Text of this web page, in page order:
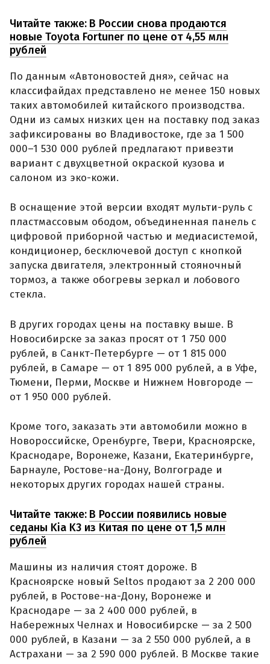
Читайте также: В России снова продаются
новые Toyota Fortuner по цене от 4,55 млн
рублей
По данным «Автоновостей дня», сейчас на
классифайдах представлено не менее 150 новых
таких автомобилей китайского производства.
Одни из самых низких цен на поставку под заказ
зафиксированы во Владивостоке, где за 1 500
000–1 530 000 рублей предлагают привезти
вариант с двухцветной окраской кузова и
салоном из эко-кожи.
В оснащение этой версии входят мульти-руль с
пластмассовым ободом, объединенная панель с
цифровой приборной частью и медиасистемой,
кондиционер, бесключевой доступ с кнопкой
запуска двигателя, электронный стояночный
тормоз, а также обогревы зеркал и лобового
стекла.
В других городах цены на поставку выше. В
Новосибирске за заказ просят от 1 750 000
рублей, в Санкт-Петербурге — от 1 815 000
рублей, в Самаре — от 1 895 000 рублей, а в Уфе,
Тюмени, Перми, Москве и Нижнем Новгороде —
от 1 950 000 рублей.
Кроме того, заказать эти автомобили можно в
Новороссийске, Оренбурге, Твери, Красноярске,
Краснодаре, Воронеже, Казани, Екатеринбурге,
Барнауле, Ростове-на-Дону, Волгограде и
некоторых других городах нашей страны.
Читайте также: В России появились новые
седаны Kia K3 из Китая по цене от 1,5 млн
рублей
Машины из наличия стоят дороже. В
Красноярске новый Seltos продают за 2 200 000
рублей, в Ростове-на-Дону, Воронеже и
Краснодаре — за 2 400 000 рублей, в
Набережных Челнах и Новосибирске — за 2 500
000 рублей, в Казани — за 2 550 000 рублей, а в
Астрахани — за 2 590 000 рублей. В Москве такие